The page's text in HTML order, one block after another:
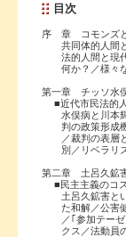
目次
序 章 コモンズ
共同体的人間と
法的人間と現代
何か？／様々な
第一章 チッソ水
■近代市民法的
水俣病と川本輝
判の政策形成機
／裁判の表層と
別／リベラリズ
第二章 土呂久鉱
■民主主義のコ
土呂久鉱害とい
た和解／公害健
／｢参加テーゼ｣
クス／法動員